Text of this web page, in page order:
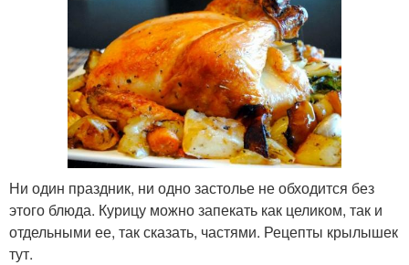
Ни один праздник, ни одно застолье не обходится без
этого блюда. Курицу можно запекать как целиком, так и
отдельными ее, так сказать, частями. Рецепты крылышек
тут.